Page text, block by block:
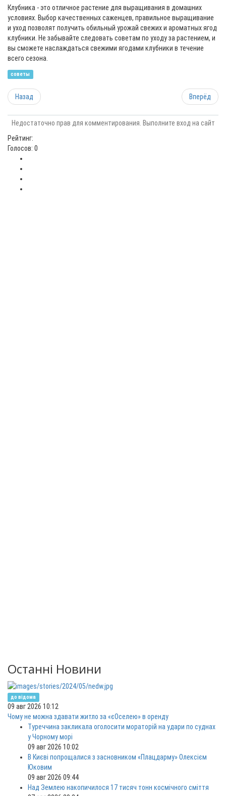
Клубника - это отличное растение для выращивания в домашних
условиях. Выбор качественных саженцев, правильное выращивание
и уход позволят получить обильный урожай свежих и ароматных ягод
клубники. Не забывайте следовать советам по уходу за растением, и
вы сможете наслаждаться свежими ягодами клубники в течение
всего сезона.
советы
Назад Вперёд
Недостаточно прав для комментирования. Выполните вход на сайт
Рейтинг:
Голосов: 0
Останні Новини
до відома
09 авг 2026 10:12
Чому не можна здавати житло за «єОселею» в оренду
Туреччина закликала оголосити мораторій на удари по суднах
у Чорному морі
09 авг 2026 10:02
В Києві попрощалися з засновником «Плацдарму» Олексієм
Юковим
09 авг 2026 09:44
Над Землею накопичилося 17 тисяч тонн космічного сміття